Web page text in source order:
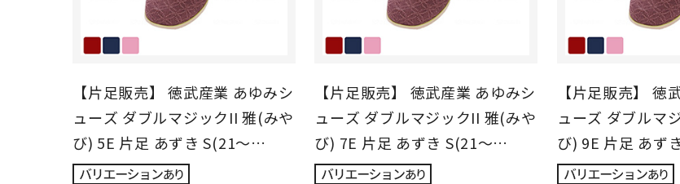
【片足販売】 徳武産業 あゆみシ
ューズ ダブルマジックII 雅(みや
び) 5E 片足 あずき S(21～
21.5cm)
【片足販売】 徳武産業 あゆみシ
ューズ ダブルマジックII 雅(みや
び) 7E 片足 あずき S(21～
21.5cm)
【片足販売】 徳
ューズ ダブルマ
び) 9E 片足 あず
21.5cm)